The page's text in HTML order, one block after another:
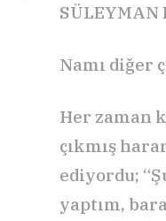
SÜLEYMAN
Namı diğer
Her zaman
çıkmış
ediyordu;
yaptım,